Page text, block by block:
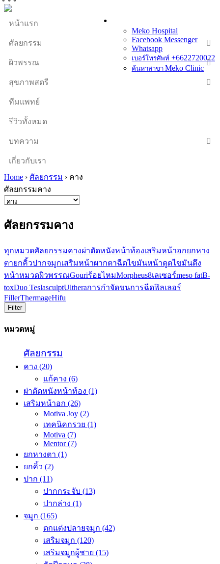
Meko Hospital
Facebook Messenger
Whatsapp
เบอร์โทรศัพท์ +6622720022
ค้นหาสาขา Meko Clinic
หน้าแรก
ศัลยกรรม
ผิวพรรณ
สุขภาพสตรี
ทีมแพทย์
รีวิวทั้งหมด
บทความ
เกี่ยวกับเรา
Home › ศัลยกรรม › คาง
ศัลยกรรมคาง
ศัลยกรรมคาง
ทุกหมวดศัลยกรรมคางผ่าตัดหนังหน้าท้องเสริมหน้าอกยกหาง
ตายกคิ้วปากจมูกเสริมหน้าผากตาฉีดไขมันหน้าดูดไขมันดึง
หน้าหมวดผิวพรรณGouriร้อยไหมMorpheus8เลเซอร์meso fatB-
toxDuo TeslasculptUltheraการกำจัดขนการฉีดฟิลเลอร์
FillerThermageHifu
Filter
หมวดหมู่
ศัลยกรรม
คาง (20)
แก้คาง (6)
ผ่าตัดหนังหน้าท้อง (1)
เสริมหน้าอก (26)
Motiva Joy (2)
เทคนิคกรวย (1)
Motiva (7)
Mentor(7)
ยกหางตา (1)
ยกคิ้ว (2)
ปาก (11)
ปากกระจับ (13)
ปากล่าง (1)
จมูก (165)
ตกแต่งปลายจมูก (42)
เสริมจมูก (120)
เสริมจมูกผู้ชาย (15)